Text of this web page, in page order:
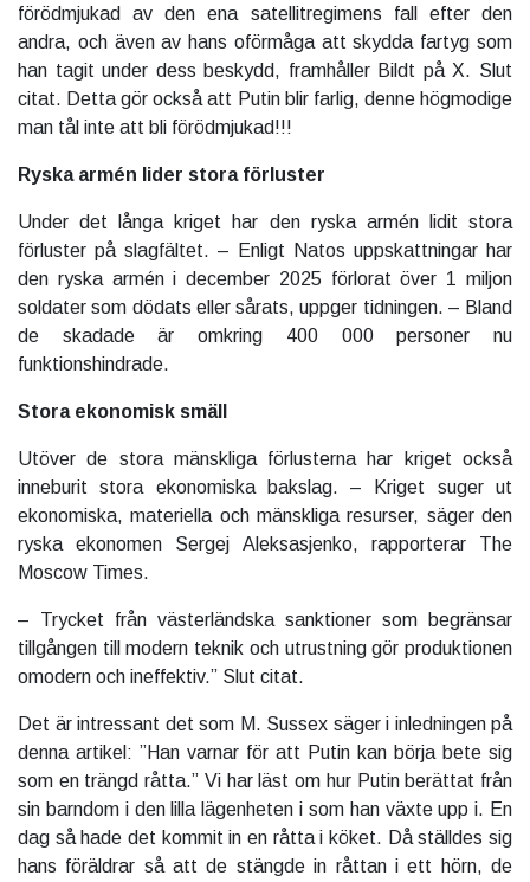
förödmjukad av den ena satellitregimens fall efter den
andra, och även av hans oförmåga att skydda fartyg som
han tagit under dess beskydd, framhåller Bildt på X. Slut
citat. Detta gör också att Putin blir farlig, denne högmodige
man tål inte att bli förödmjukad!!!
Ryska armén lider stora förluster
Under det långa kriget har den ryska armén lidit stora
förluster på slagfältet. – Enligt Natos uppskattningar har
den ryska armén i december 2025 förlorat över 1 miljon
soldater som dödats eller sårats, uppger tidningen. – Bland
de skadade är omkring 400 000 personer nu
funktionshindrade.
Stora ekonomisk smäll
Utöver de stora mänskliga förlusterna har kriget också
inneburit stora ekonomiska bakslag. – Kriget suger ut
ekonomiska, materiella och mänskliga resurser, säger den
ryska ekonomen Sergej Aleksasjenko, rapporterar The
Moscow Times.
– Trycket från västerländska sanktioner som begränsar
tillgången till modern teknik och utrustning gör produktionen
omodern och ineffektiv.” Slut citat.
Det är intressant det som M. Sussex säger i inledningen på
denna artikel: ”Han varnar för att Putin kan börja bete sig
som en trängd råtta.” Vi har läst om hur Putin berättat från
sin barndom i den lilla lägenheten i som han växte upp i. En
dag så hade det kommit in en råtta i köket. Då ställdes sig
hans föräldrar så att de stängde in råttan i ett hörn, de